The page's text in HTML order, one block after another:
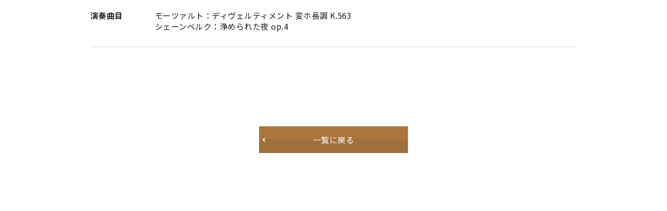
演奏曲目
モーツァルト：ディヴェルティメント 変ホ長調 K.563
シェーンベルク：浄められた夜 op.4
一覧に戻る